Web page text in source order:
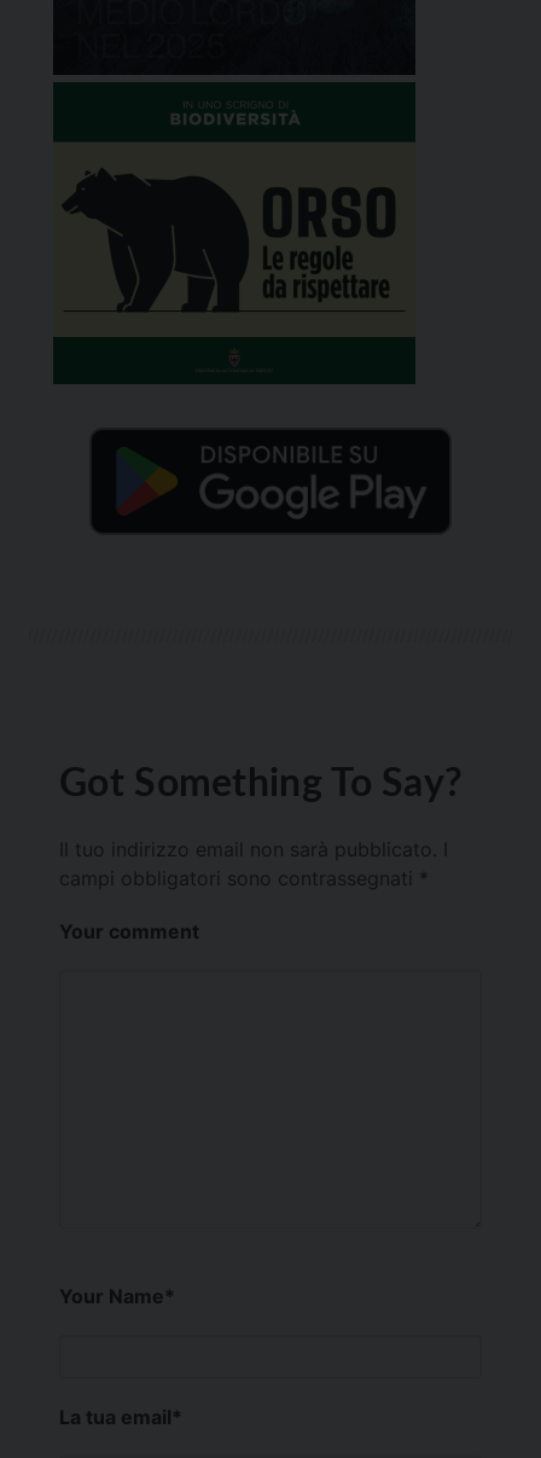
Got Something To Say?
Il tuo indirizzo email non sarà pubblicato.
campi obbligatori sono contrassegnati *
Your comment
Your Name*
La tua email*